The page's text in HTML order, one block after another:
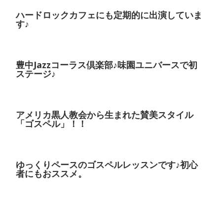
ハードロックカフェにも定期的に出演していま
す♪
豊中Jazzコーラス倶楽部♪味園ユニバースで初
ステージ♪
アメリカ黒人教会から生まれた賛美スタイル
「ゴスペル」！！
ゆっくりペースのゴスペルレッスンです♪初心
者にもおススメ。